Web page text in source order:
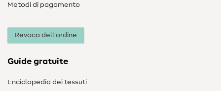
Metodi di pagamento
Revoca dell'ordine
Guide gratuite
Enciclopedia dei tessuti